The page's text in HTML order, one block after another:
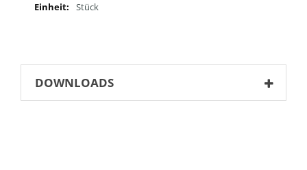
Stück
DOWNLOADS